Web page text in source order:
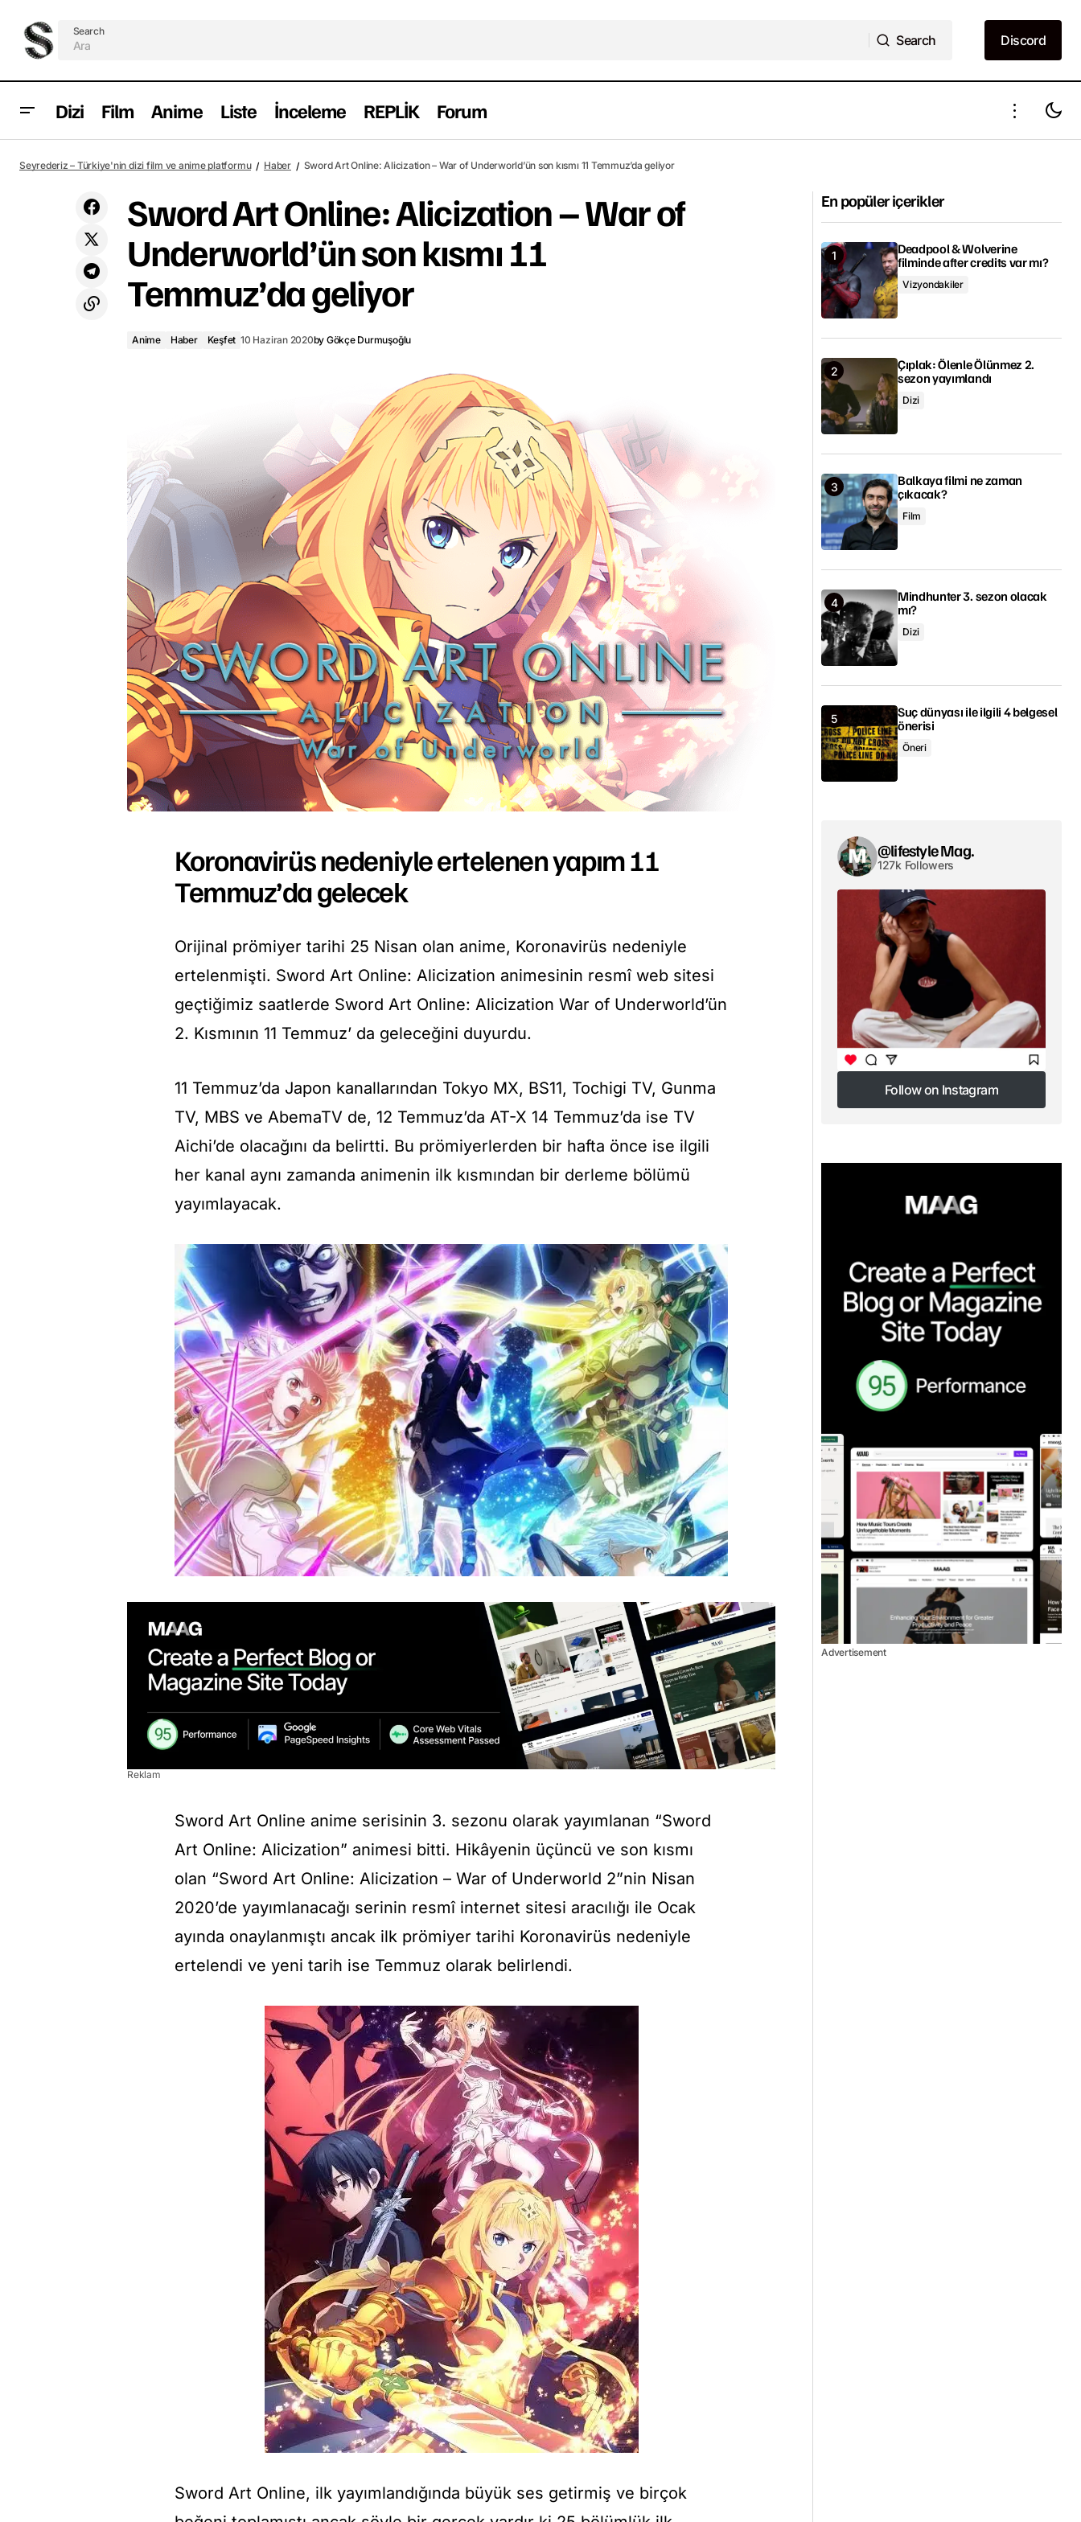
Search
Search
Discord
Discord
Dizi Film Anime Liste İnceleme REPLİK Forum
yayımlandı!
Keşfet
Temmuz’da geliyor
Seyrederiz – Türkiye'nin dizi film ve anime platformu Haber Sword Art Online: Alicization – War of Underworld’ün son kısmı 11 Temmuz’da geliyor
Sword Art Online: Alicization – War of
Underworld’ün son kısmı 11
Temmuz’da geliyor
Anime Haber Keşfet 10 Haziran 2020by Gökçe Durmuşoğlu
Koronavirüs nedeniyle ertelenen yapım 11
Temmuz’da gelecek
Orijinal prömiyer tarihi 25 Nisan olan anime, Koronavirüs nedeniyle
ertelenmişti. Sword Art Online: Alicization animesinin resmî web sitesi
geçtiğimiz saatlerde Sword Art Online: Alicization War of Underworld’ün
2. Kısmının 11 Temmuz’ da geleceğini duyurdu.
11 Temmuz’da Japon kanallarından Tokyo MX, BS11, Tochigi TV, Gunma
TV, MBS ve AbemaTV de, 12 Temmuz’da AT-X 14 Temmuz’da ise TV
Aichi’de olacağını da belirtti. Bu prömiyerlerden bir hafta önce ise ilgili
her kanal aynı zamanda animenin ilk kısmından bir derleme bölümü
yayımlayacak.
Reklam
Sword Art Online anime serisinin 3. sezonu olarak yayımlanan “Sword
Art Online: Alicization” animesi bitti. Hikâyenin üçüncü ve son kısmı
olan “Sword Art Online: Alicization – War of Underworld 2”nin Nisan
2020’de yayımlanacağı serinin resmî internet sitesi aracılığı ile Ocak
ayında onaylanmıştı ancak ilk prömiyer tarihi Koronavirüs nedeniyle
ertelendi ve yeni tarih ise Temmuz olarak belirlendi.
Sword Art Online, ilk yayımlandığında büyük ses getirmiş ve birçok
En popüler içerikler
Deadpool & Wolverine
filminde after credits var mı?
Vizyondakiler
Çıplak: Ölenle Ölünmez 2.
sezon yayımlandı
Dizi
Balkaya filmi ne zaman
çıkacak?
Film
Mindhunter 3. sezon olacak
mı?
Dizi
Suç dünyası ile ilgili 4 belgesel
önerisi
Öneri
@lifestyle Mag.
127k Followers
Follow on Instagram
Follow on Instagram
Advertisement